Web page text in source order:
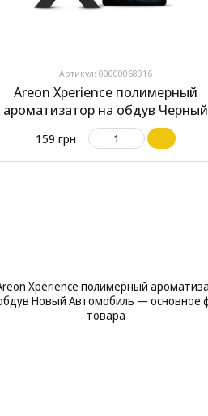
Артикул: 00000068916
Areon Xperience полимерный
ароматизатор на обдув Черный
Кристалл
159 грн